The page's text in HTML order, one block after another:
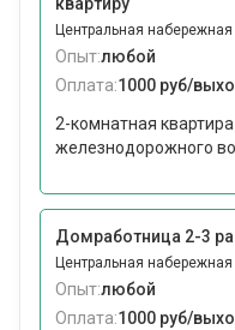
Центральная набережная
Опыт:любой
Оплата:1000 руб/
2-комнатная
железнодорожного
Домработница 2-3
Центральная набережная
Опыт:любой
Оплата:1000 руб/